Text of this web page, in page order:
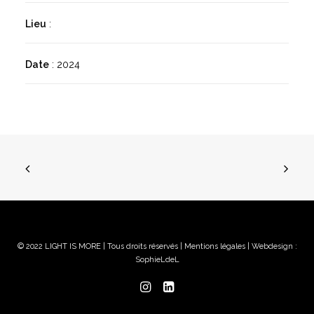
Lieu :
Date : 2024
© 2022 LIGHT IS MORE | Tous droits réservés | Mentions légales| Webdesign :
SophieLdeL